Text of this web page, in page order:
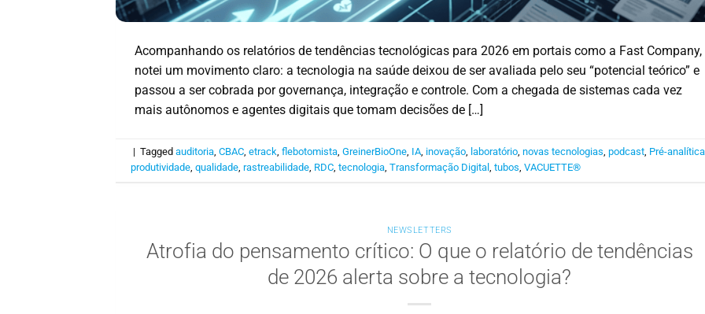
Acompanhando os relatórios de tendências tecnológicas para 2026 em portais como a Fast Company,
notei um movimento claro: a tecnologia na saúde deixou de ser avaliada pelo seu “potencial teórico” e
passou a ser cobrada por governança, integração e controle. Com a chegada de sistemas cada vez
mais autônomos e agentes digitais que tomam decisões de […]
| Taggedauditoria,CBAC,etrack,flebotomista,GreinerBioOne, IA, inovação, laboratório,novas tecnologias,podcast, Pré-analítica
produtividade,qualidade,rastreabilidade, RDC,tecnologia,Transformação Digital,tubos,VACUETTE®
NEWSLETTERS
Atrofia do pensamento crítico: O que o relatório de tendências
de 2026 alerta sobre a tecnologia?